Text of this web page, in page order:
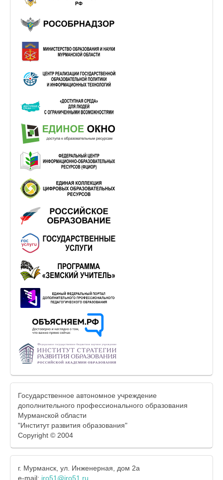
Государственное автономное учреждение
дополнительного профессионального образования
Мурманской области
"Институт развития образования"
Copyright © 2004
г. Мурманск, ул. Инженерная, дом 2а
e-mail: iro51@iro51.ru